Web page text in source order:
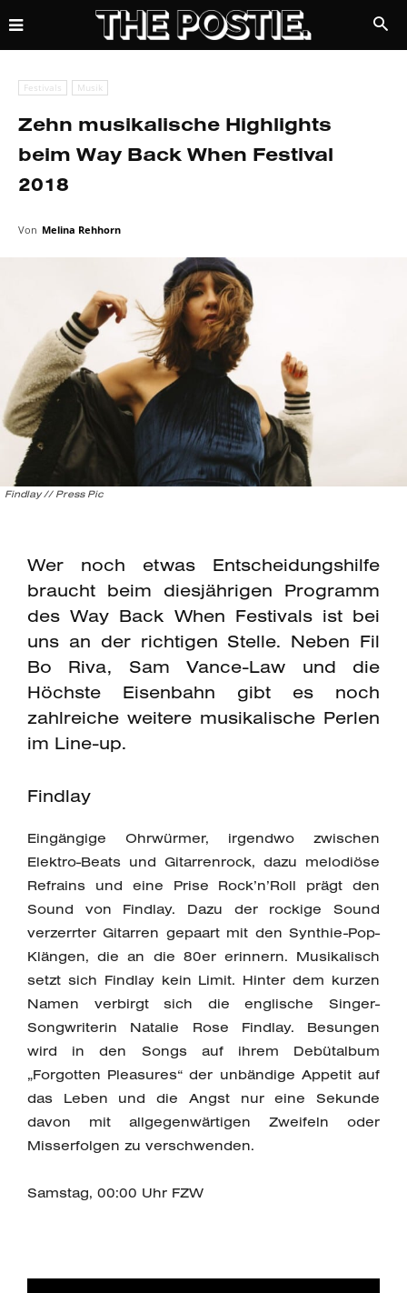
Festivals Musik
Zehn musikalische Highlights
beim Way Back When Festival
2018
Von Melina Rehhorn
Findlay // Press Pic
Wer noch etwas Entscheidungshilfe
braucht beim diesjährigen Programm
des Way Back When Festivals ist bei
uns an der richtigen Stelle. Neben Fil
Bo Riva, Sam Vance-Law und die
Höchste Eisenbahn gibt es noch
zahlreiche weitere musikalische Perlen
im Line-up.
Findlay
Eingängige Ohrwürmer, irgendwo zwischen
Elektro-Beats und Gitarrenrock, dazu melodiöse
Refrains und eine Prise Rock’n’Roll prägt den
Sound von Findlay. Dazu der rockige Sound
verzerrter Gitarren gepaart mit den Synthie-Pop-
Klängen, die an die 80er erinnern. Musikalisch
setzt sich Findlay kein Limit. Hinter dem kurzen
Namen verbirgt sich die englische Singer-
Songwriterin Natalie Rose Findlay. Besungen
wird in den Songs auf ihrem Debütalbum
„Forgotten Pleasures“ der unbändige Appetit auf
das Leben und die Angst nur eine Sekunde
davon mit allgegenwärtigen Zweifeln oder
Misserfolgen zu verschwenden.
Samstag, 00:00 Uhr FZW